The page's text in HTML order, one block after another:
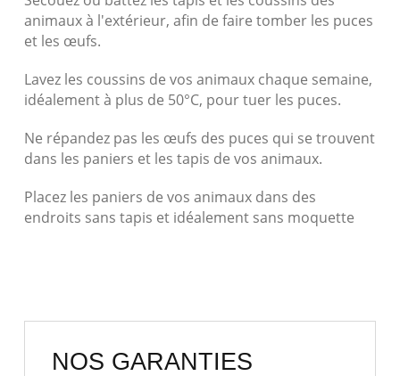
animaux à l'extérieur, afin de faire tomber les puces
et les œufs.
Lavez les coussins de vos animaux chaque semaine,
idéalement à plus de 50°C, pour tuer les puces.
Ne répandez pas les œufs des puces qui se trouvent
dans les paniers et les tapis de vos animaux.
Placez les paniers de vos animaux dans des
endroits sans tapis et idéalement sans moquette
NOS GARANTIES